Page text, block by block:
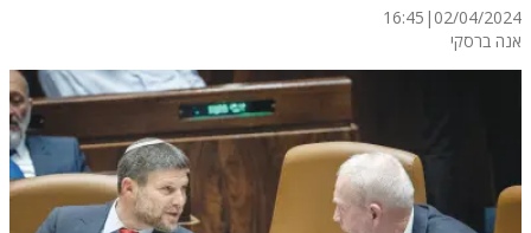
02/04/2024
|
16:45
אנה ברסקי